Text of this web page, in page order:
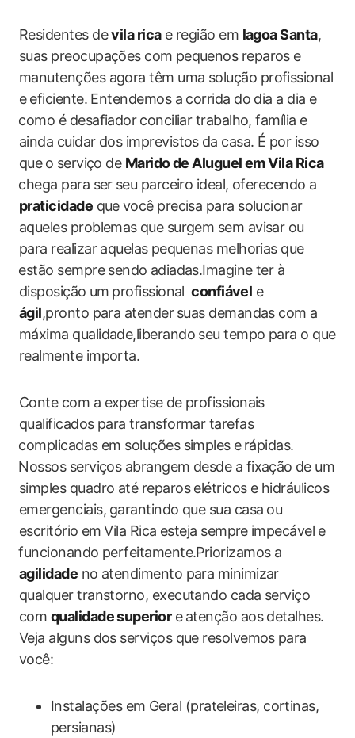
Residentes ‍devila ricae região em lagoa Santa,
suas‌ preocupações com ⁣pequenos reparos e
manutenções agora têm uma solução profissional
​e ⁢eficiente. Entendemos a corrida do dia a dia e
⁢como é‌ desafiador⁤ conciliar trabalho, família ⁣e
ainda‍ cuidar dos imprevistos⁣ da casa.‍ É por isso ​
que ⁢o ⁤serviço‌ de Marido de Aluguel em Vila Rica
⁣chega para ser ⁢seu‌ parceiro ideal, oferecendo a
praticidade que ⁣você precisa para solucionar
aqueles problemas ⁤que surgem sem avisar ou
para realizar aquelas⁤ pequenas‍ melhorias que
⁤estão sempre sendo ⁣adiadas.Imagine ter à
disposição ⁤um ⁢profissional ⁢confiável e
ágil,pronto para atender ⁢suas demandas com a
máxima qualidade,liberando ​seu tempo ‍para o que
realmente importa.
Conte com‌ a expertise ⁣de profissionais
‍qualificados para ​transformar tarefas
⁤complicadas em soluções simples ⁤e⁤ rápidas.
⁣Nossos​ serviços abrangem desde a fixação⁣ de um
simples quadro até reparos elétricos ​e hidráulicos
emergenciais,⁤ garantindo que sua casa⁣ ou
escritório⁤ em⁣ Vila Rica esteja​ sempre ⁣impecável e
⁢funcionando perfeitamente.Priorizamos a
agilidade no atendimento para‌ minimizar‌
qualquer transtorno, executando cada serviço
com qualidade superiore ⁤atenção aos detalhes.
Veja alguns ​dos serviços que resolvemos ⁢para
você:
Instalações em Geral (prateleiras, cortinas,
persianas)